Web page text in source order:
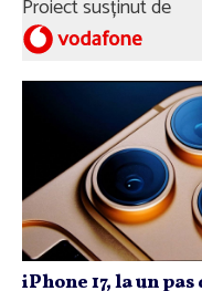
Proiect susținut de
iPhone 17, la un